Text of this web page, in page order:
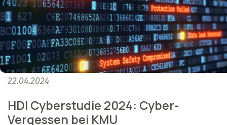
22.04.2024
HDI Cyberstudie 2024: Cyber-
Vergessen bei KMU